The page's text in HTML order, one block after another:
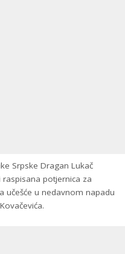
Srpske Dragan Lukač
potjernica za
učešće u nedavnom napadu